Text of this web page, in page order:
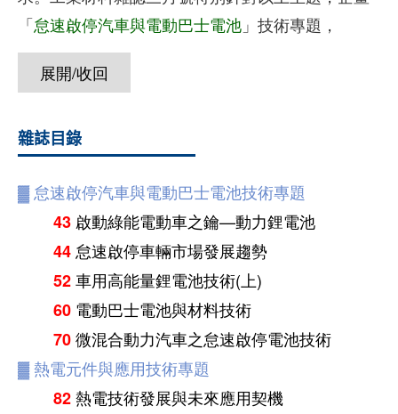
「怠速啟停汽車與電動巴士電池 」技術專題，
展開/收回
雜誌目錄
▓ 怠速啟停汽車與電動巴士電池技術專題
43 啟動綠能電動車之鑰—動力鋰電池
44 怠速啟停車輛市場發展趨勢
52車用高能量鋰電池技術(上)
60 電動巴士電池與材料技術
70微混合動力汽車之怠速啟停電池技術
▓熱電元件與應用技術專題
82熱電技術發展與未來應用契機